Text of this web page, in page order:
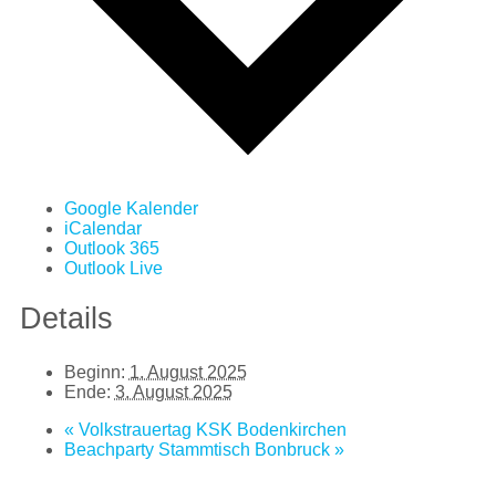
Google Kalender
iCalendar
Outlook 365
Outlook Live
Details
Beginn: 1. August 2025
Ende: 3. August 2025
«Volkstrauertag KSK Bodenkirchen
Beachparty Stammtisch Bonbruck »